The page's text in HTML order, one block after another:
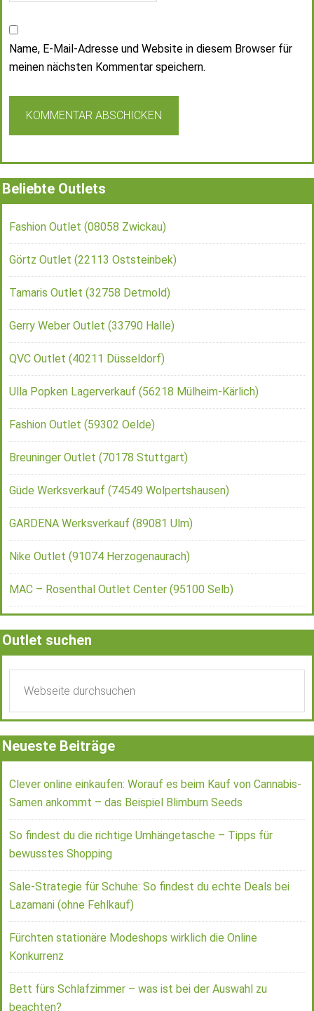
Name, E-Mail-Adresse und Website in diesem Browser für
meinen nächsten Kommentar speichern.
Beliebte Outlets
Fashion Outlet (08058 Zwickau)
Görtz Outlet (22113 Oststeinbek)
Tamaris Outlet (32758 Detmold)
Gerry Weber Outlet (33790 Halle)
QVC Outlet (40211 Düsseldorf)
Ulla Popken Lagerverkauf (56218 Mülheim-Kärlich)
Fashion Outlet (59302 Oelde)
Breuninger Outlet (70178 Stuttgart)
Güde Werksverkauf (74549 Wolpertshausen)
GARDENA Werksverkauf (89081 Ulm)
Nike Outlet (91074 Herzogenaurach)
MAC – Rosenthal Outlet Center (95100 Selb)
Outlet suchen
Neueste Beiträge
Clever online einkaufen: Worauf es beim Kauf von Cannabis-
Samen ankommt – das Beispiel Blimburn Seeds
So findest du die richtige Umhängetasche – Tipps für
bewusstes Shopping
Sale-Strategie für Schuhe: So findest du echte Deals bei
Lazamani (ohne Fehlkauf)
Fürchten stationäre Modeshops wirklich die Online
Konkurrenz
Bett fürs Schlafzimmer – was ist bei der Auswahl zu
beachten?